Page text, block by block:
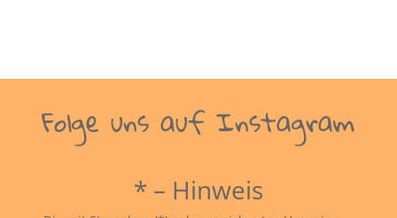
Folge uns auf Instagram
* – Hinweis